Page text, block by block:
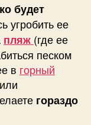
будет
угробить ее
пляж (где ее
песком
в горный
или
гораздо